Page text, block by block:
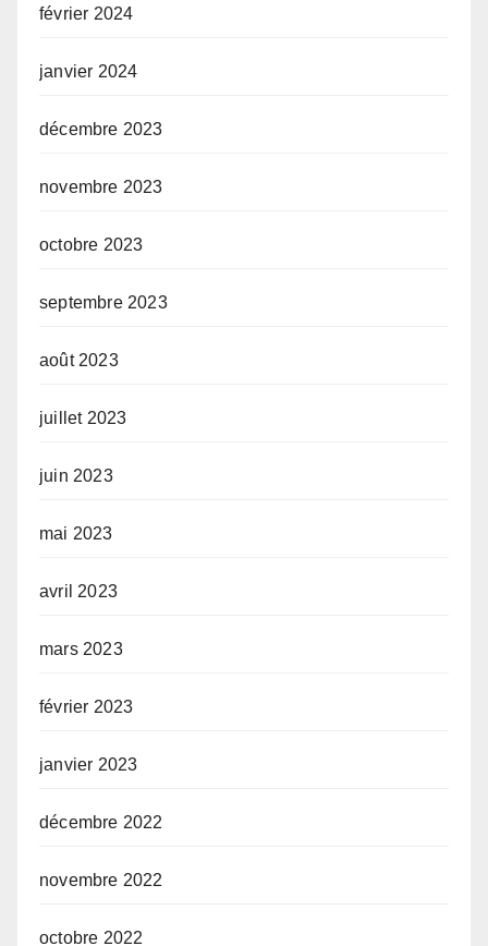
février 2024
janvier 2024
décembre 2023
novembre 2023
octobre 2023
septembre 2023
août 2023
juillet 2023
juin 2023
mai 2023
avril 2023
mars 2023
février 2023
janvier 2023
décembre 2022
novembre 2022
octobre 2022